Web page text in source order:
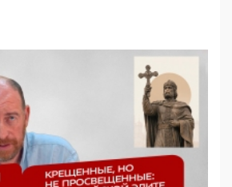
ЮНЕСКО в России, но
продолжают определять
граждан: Минцифры намерено
и муниципалитетов право
дома и социальные объекты от